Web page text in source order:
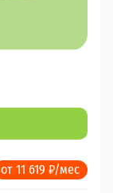
от 11 619 ₽/мес